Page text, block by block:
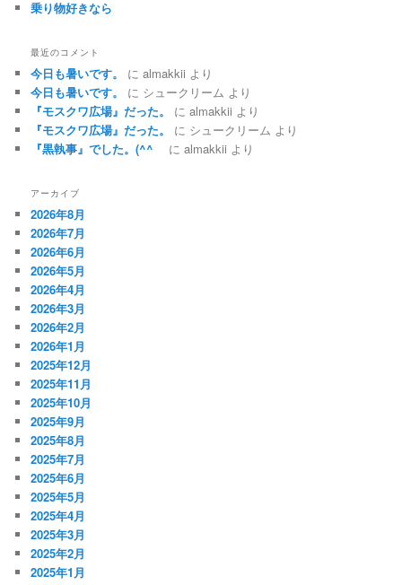
乗り物好きなら
最近のコメント
今日も暑いです。 にalmakkii より
今日も暑いです。
に シュークリーム より
『モスクワ広場』だった。
にalmakkii より
『モスクワ広場』だった。
に シュークリーム より
『黒執事』でした。(^^ゞ
にalmakkii より
アーカイブ
2026年8月
2026年7月
2026年6月
2026年5月
2026年4月
2026年3月
2026年2月
2026年1月
2025年12月
2025年11月
2025年10月
2025年9月
2025年8月
2025年7月
2025年6月
2025年5月
2025年4月
2025年3月
2025年2月
2025年1月